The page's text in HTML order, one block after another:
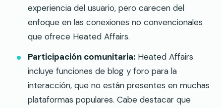
experiencia del usuario, pero carecen del
enfoque en las conexiones no convencionales
que ofrece Heated Affairs.
Participación comunitaria: Heated Affairs
incluye funciones de blog y foro para la
interacción, que no están presentes en muchas
plataformas populares. Cabe destacar que